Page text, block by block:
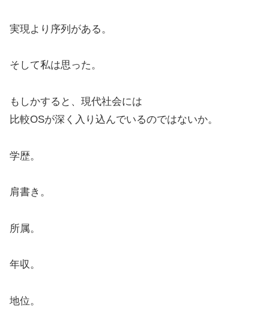
実現より序列がある。
そして私は思った。
もしかすると、現代社会には
比較OSが深く入り込んでいるのではないか。
学歴。
肩書き。
所属。
年収。
地位。